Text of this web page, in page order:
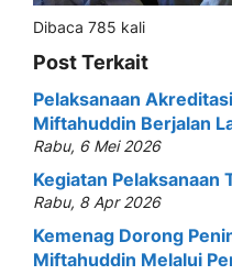
Dibaca 785 kali
Post Terkait
Pelaksanaan
Miftahuddin Berjalan
Rabu, 6 Mei 2026
Kegiatan Pelaksanaan
Rabu, 8 Apr 2026
Kemenag Dorong
Miftahuddin Melalui